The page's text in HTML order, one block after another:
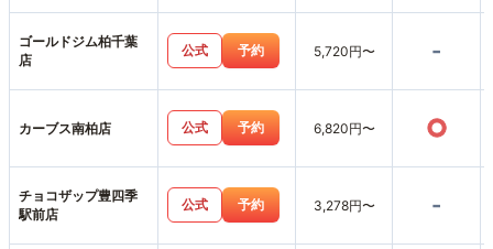
ゴールドジム柏千葉
店
公式 予約 5,720円〜 -
カーブス南柏店 公式 予約 6,820円〜 ○
チョコザップ豊四季
駅前店
公式 予約 3,278円〜 -